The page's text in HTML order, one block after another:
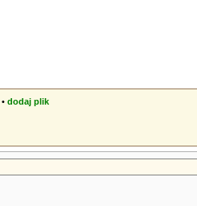
• dodaj plik